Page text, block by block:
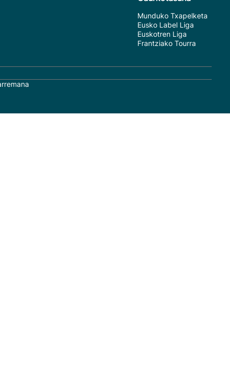
Munduko Txapelketa
Eusko Label Liga
Euskotren Liga
Frantziako Tourra